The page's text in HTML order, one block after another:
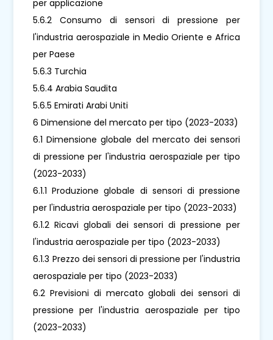
per applicazione
5.6.2 Consumo di sensori di pressione per
l'industria aerospaziale in Medio Oriente e Africa
per Paese
5.6.3 Turchia
5.6.4 Arabia Saudita
5.6.5 Emirati Arabi Uniti
6 Dimensione del mercato per tipo (2023-2033)
6.1 Dimensione globale del mercato dei sensori
di pressione per l'industria aerospaziale per tipo
(2023-2033)
6.1.1 Produzione globale di sensori di pressione
per l'industria aerospaziale per tipo (2023-2033)
6.1.2 Ricavi globali dei sensori di pressione per
l'industria aerospaziale per tipo (2023-2033)
6.1.3 Prezzo dei sensori di pressione per l'industria
aerospaziale per tipo (2023-2033)
6.2 Previsioni di mercato globali dei sensori di
pressione per l'industria aerospaziale per tipo
(2023-2033)